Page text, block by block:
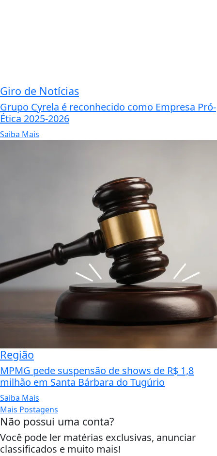
Giro de Notícias
Grupo Cyrela é reconhecido como Empresa Pró-
Ética 2025-2026
Saiba Mais
Região
MPMG pede suspensão de shows de R$ 1,8
milhão em Santa Bárbara do Tugúrio
Saiba Mais
Mais Postagens
Não possui uma conta?
Você pode ler matérias exclusivas, anunciar
classificados e muito mais!